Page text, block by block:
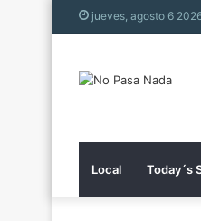
jueves, agosto 6
Local Today´s